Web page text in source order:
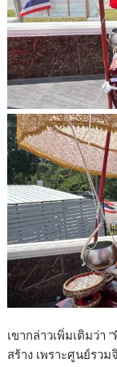
เขากล่าวเพิ่มเติมว่า
สร้าง เพราะศูนย์รว